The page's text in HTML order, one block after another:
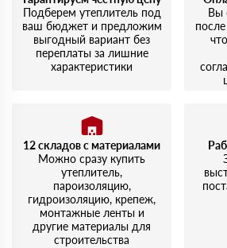
удивило. Упаковка целая, никаких
Подберем утеплитель под
ваш бюджет и предложим
выгодный вариант без
переплаты за лишние
характеристики
Вы
12 складов с материалами
Можно сразу купить
утеплитель,
пароизоляцию,
гидроизоляцию, крепеж,
монтажные ленты и
другие материалы для
строительства